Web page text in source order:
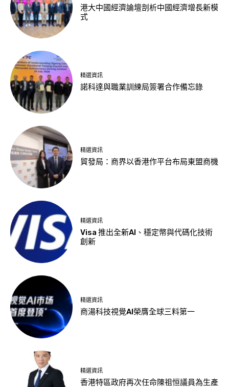
港大中國經濟論壇剖析中國經濟增長新模
式
精選資訊
諾科達與職業訓練局簽署合作備忘錄
精選資訊
貿發局：商界以香港作平台布局東盟商機
精選資訊
Visa 推出全新AI、穩定幣與代碼化技術
創新
精選資訊
商湯科技視覺AI榮膺全球三料第一
精選資訊
香港特區政府再次任命陳祖恒議員為生產